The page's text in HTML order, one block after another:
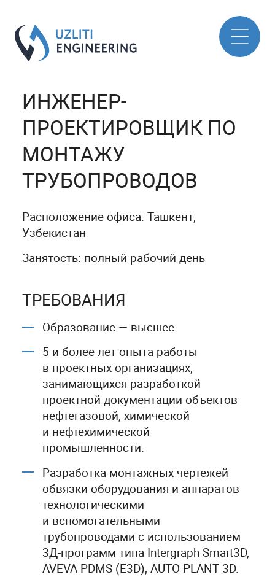
ИНЖЕНЕР-
ПРОЕКТИРОВЩИК ПО
МОНТАЖУ
ТРУБОПРОВОДОВ
Расположение офиса: Ташкент,
Узбекистан
Занятость: полный рабочий день
ТРЕБОВАНИЯ
Образование — высшее.
5 и более лет опыта работы
в проектных организациях,
занимающихся разработкой
проектной документации объектов
нефтегазовой, химической
и нефтехимической
промышленности.
Разработка монтажных чертежей
обвязки оборудования и аппаратов
технологическими
и вспомогательными
трубопроводами с использованием
3Д-программ типа Intergraph Smart3D,
AVEVA PDMS (E3D), AUTO PLANT 3D.